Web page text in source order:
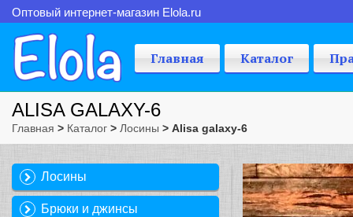
Оптовый интернет-магазин Elola.ru
Главная Каталог
ALISA GALAXY-6
Главная > Каталог > Лосины > Alisa galaxy-6
Лосины
Брюки и джинсы